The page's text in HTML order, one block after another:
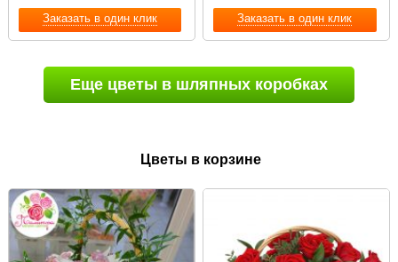
Заказать в один клик Заказать в один клик
Еще цветы в шляпных коробках
Цветы в корзине